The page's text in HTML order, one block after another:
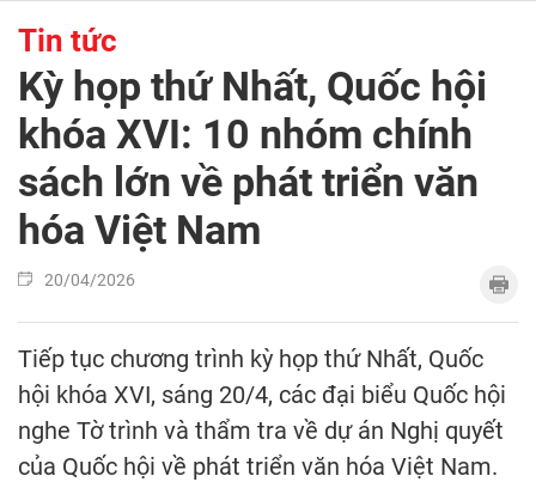
Tin tức
Kỳ họp thứ Nhất, Quốc hội
khóa XVI: 10 nhóm chính
sách lớn về phát triển văn
hóa Việt Nam
20/04/2026
Tiếp tục chương trình kỳ họp thứ Nhất, Quốc
hội khóa XVI, sáng 20/4, các đại biểu Quốc hội
nghe Tờ trình và thẩm tra về dự án Nghị quyết
của Quốc hội về phát triển văn hóa Việt Nam.